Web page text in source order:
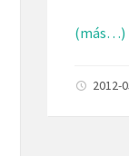
(más…)
2012-